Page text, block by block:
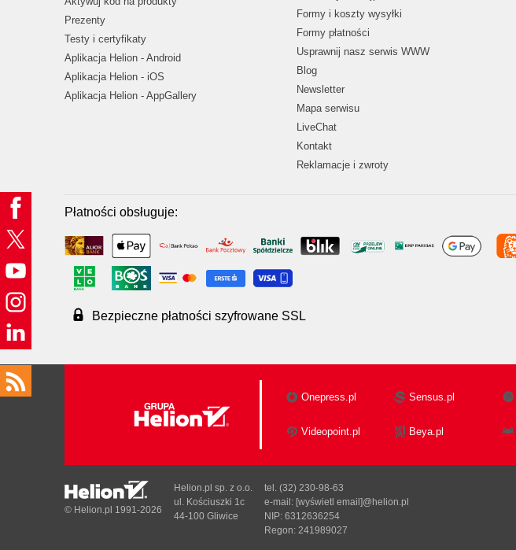
Prezenty
Testy i certyfikaty
Aplikacja Helion - Android
Aplikacja Helion - iOS
Aplikacja Helion - AppGallery
Formy i koszty wysyłki
Formy płatności
Usprawnij nasz serwis WWW
Blog
Newsletter
Mapa serwisu
LiveChat
Kontakt
Reklamacje i zwroty
Płatności obsługuje:
Bezpieczne płatności szyfrowane SSL
Onepress.pl Sensus.pl
Videopoint.pl Beya.pl
© Helion.pl 1991-2026
Helion.pl sp. z o.o.
ul. Kościuszki 1c
44-100 Gliwice
tel. (32) 230-98-63
e-mail: [wyświetl email]@helion.pl
NIP: 6312636254
Regon: 241989027